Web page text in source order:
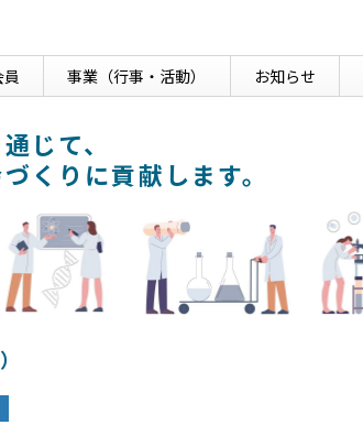
事業 （行事・活動） お知らせ
じて、
くりに貢献します。